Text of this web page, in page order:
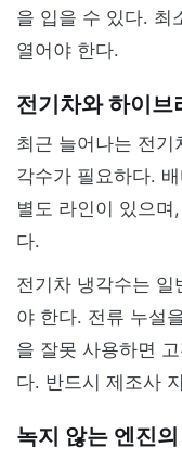
을 입을 수 있다. 최
열어야 한다.
전기차와 하이브
최근 늘어나는 전기
각수가 필요하다.
별도 라인이 있으
다.
전기차 냉각수는
야 한다. 전류 누설
을 잘못 사용하면
다. 반드시 제조사
녹지 않는 엔진